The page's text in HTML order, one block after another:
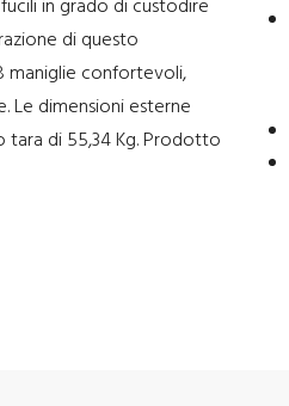
in grado di custodire
di questo
maniglie confortevoli,
Le dimensioni esterne
tara di 55,34 Kg. Prodotto